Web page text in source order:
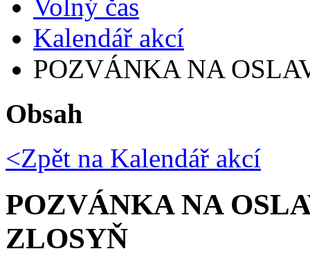
Volný čas
Kalendář akcí
POZVÁNKA NA
Obsah
<Zpět na Kalendář akcí
POZVÁNKA NA
ZLOSYŇ